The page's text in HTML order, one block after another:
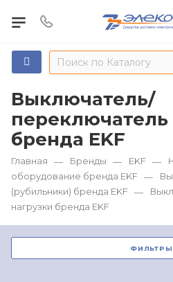
Выключатель/
переключатель
бренда EKF
Главная — Бренды — EKF —
оборудование бренда EKF —
(рубильники) бренда EKF —
нагрузки бренда EKF
ФИЛЬТРЫ